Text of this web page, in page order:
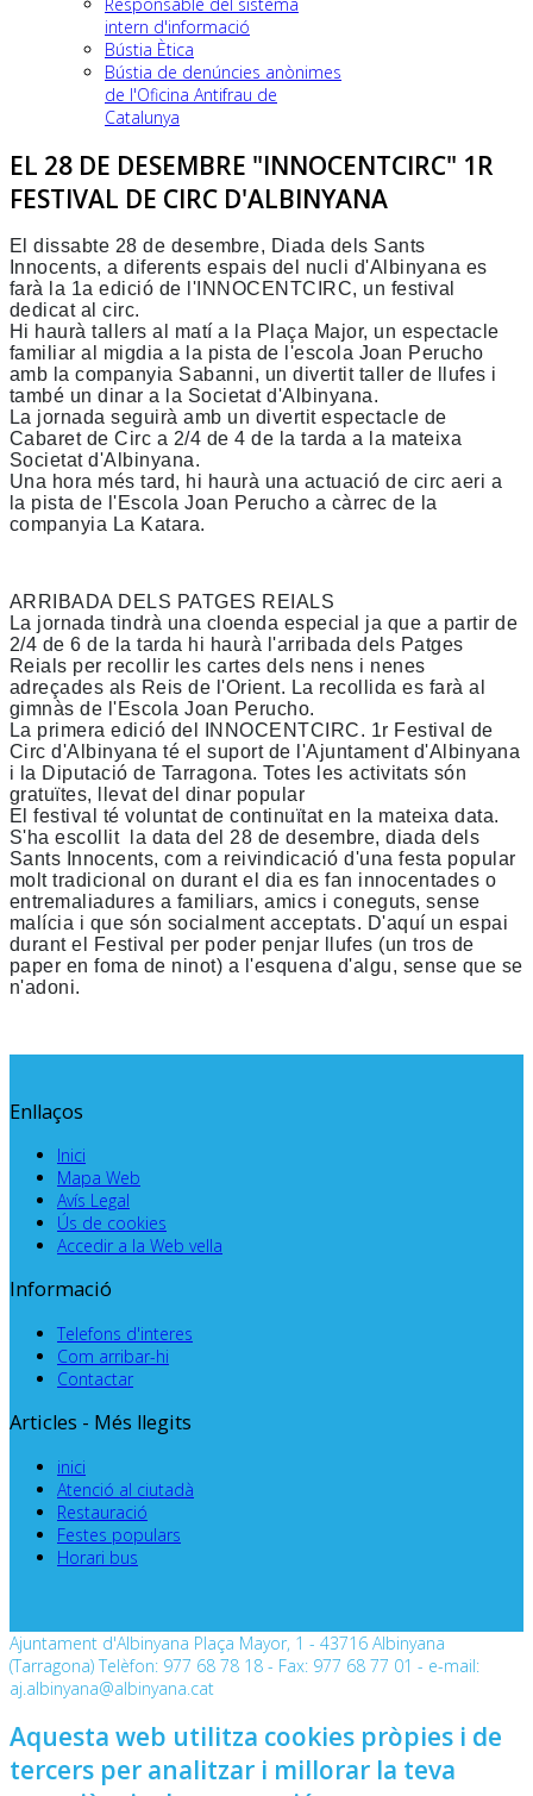
intern d'informació
Bústia Ètica
Bústia de denúncies anònimes
de l'Oficina Antifrau de
Catalunya
EL 28 DE DESEMBRE "INNOCENTCIRC" 1R
FESTIVAL DE CIRC D'ALBINYANA
El dissabte 28 de desembre, Diada dels Sants
Innocents, a diferents espais del nucli d'Albinyana es
farà la 1a edició de l 'INNOCENTCIRC, un festival
dedicat al circ.
Hi haurà tallers al matí a la Plaça Major, un espectacle
familiar al migdia a la pista de l'escola Joan Perucho
amb la companyia Sabanni, un divertit taller de llufes i
també un dinar a la Societat d'Albinyana.
La jornada seguirà amb un divertit espectacle de
Cabaret de Circ a 2/4 de 4 de la tarda a la mateixa
Societat d'Albinyana.
Una hora més tard, hi haurà una actuació de circ aeri a
la pista de l'Escola Joan Perucho a càrrec de la
companyia La Katara.
ARRIBADA DELS PATGES REIALS
La jornada tindrà una cloenda especial ja que a partir de
2/4 de 6 de la tarda hi haurà l'arribada dels Patges
Reials per recollir les cartes dels nens i nenes
adreçades als Reis de l'Orient. La recollida es farà al
gimnàs de l'Escola Joan Perucho.
La primera edició del INNOCENTCIRC. 1r Festival de
Circ d'Albinyana té el suport de l'Ajuntament d'Albinyana
i la Diputació de Tarragona. Totes les activitats són
gratuïtes, llevat del dinar popular
El festival té voluntat de continuïtat en la mateixa data.
S'ha escollit la data del 28 de desembre, diada dels
Sants Innocents, com a reivindicació d'una festa popular
molt tradicional on durant el dia es fan innocentades o
entremaliadures a familiars, amics i coneguts, sense
malícia i que són socialment acceptats. D'aquí un espai
durant el Festival per poder penjar llufes (un tros de
paper en foma de ninot) a l'esquena d'algu, sense que se
n'adoni.
Enllaços
Inici
Mapa Web
Avís Legal
Ús de cookies
Accedir a la Web vella
Informació
Telefons d'interes
Com arribar-hi
Contactar
Articles - Més llegits
inici
Atenció al ciutadà
Restauració
Festes populars
Horari bus
Ajuntament d'Albinyana Plaça Mayor, 1 - 43716 Albinyana
(Tarragona) Telèfon: 977 68 78 18 - Fax: 977 68 77 01 - e-mail:
aj.albinyana@albinyana.cat
Aquesta web utilitza cookies pròpies i de
tercers per analitzar i millorar la teva